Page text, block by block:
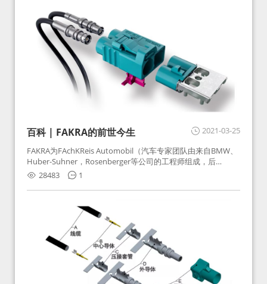
2021-03-25
百科 | FAKRA的前世今生
FAKRA为FAchKReis Automobil（汽车专家团队由来自BMW、
Huber-Suhner，Rosenberger等公司的工程师组成，后
Huber-Suhner相关连接器业务及技术在2010年并入
Rosenberger）缩写。起初为BMW需求用于车载收音机天线连
接，如今FAKRA已成为汽车行业通用标准的射频连接器，被业
28483 1